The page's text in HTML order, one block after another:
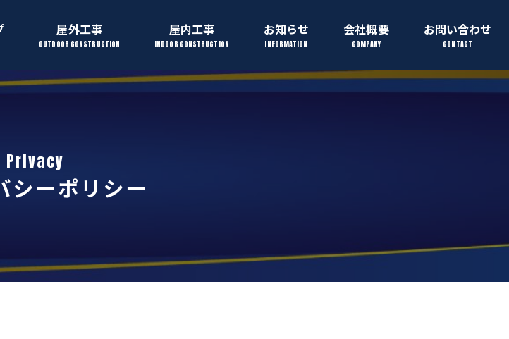
屋外工事
OUTDOOR CONSTRUCTION
屋内工事
INDOOR CONSTRUCTION
お知らせ
INFORMATION
会社概要
COMPANY
お問い合わせ
CONTACT
シーポリシー